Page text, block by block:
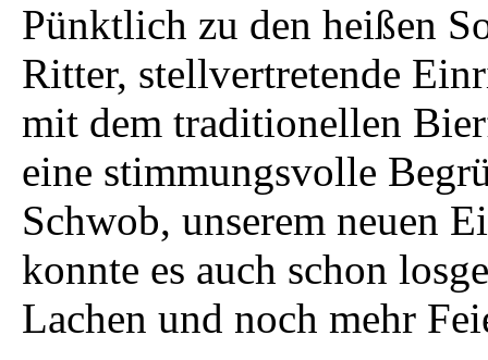
Pünktlich zu den heißen
Ritter, stellvertretende
mit dem traditionellen
eine stimmungsvolle
Schwob, unserem neuen
konnte es auch schon
Lachen und noch mehr